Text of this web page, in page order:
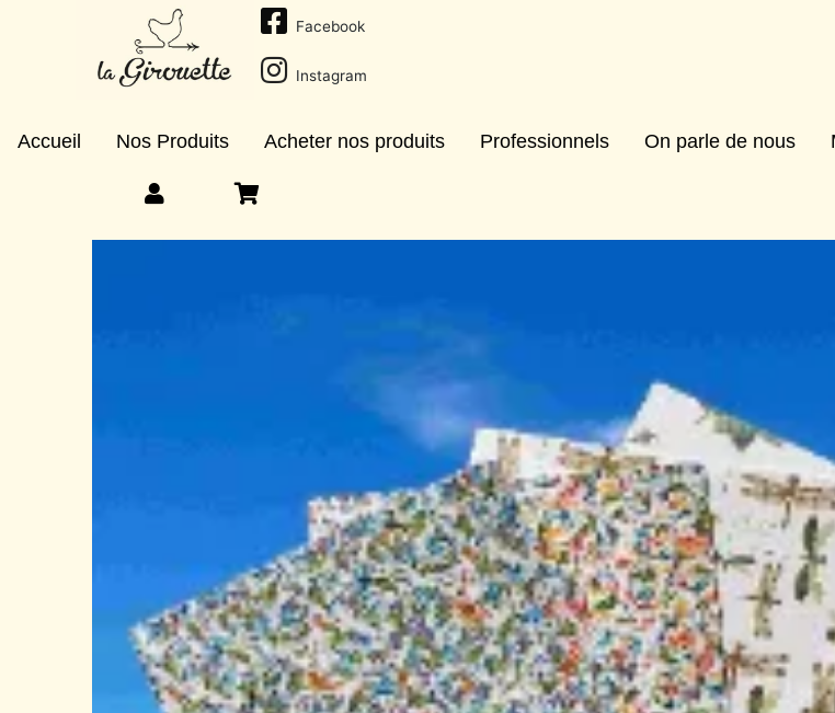
Facebook
Instagram
Accueil Nos Produits Acheter nos produits Professionnels On parle de nous